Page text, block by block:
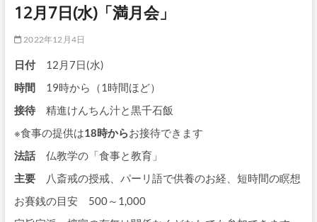
12月7日(水)「満月会」
2022年12月4日
日付12月7日(水)
時間19時から（1時間ほど）
接待精進けんちん汁と黒千石飯
※食事の提供は18時からお接待できます
法話仏教学の「食事と教育」
主要八斎戒の授戒、パーリ語で供養のお経、短時間の瞑想
お賽銭の目安 500～1,000